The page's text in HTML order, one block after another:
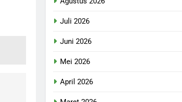
Juli 2026
Juni 2026
Mei 2026
April 2026